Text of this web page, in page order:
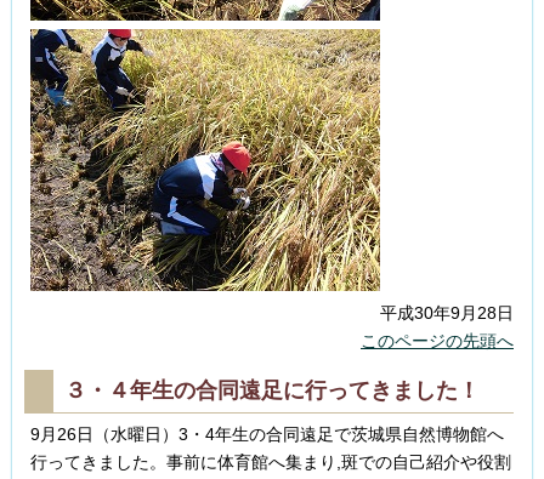
平成30年9月28日
このページの先頭へ
３・４年生の合同遠足に行ってきました！
9月26日（水曜日）3・4年生の合同遠足で茨城県自然博物館へ
行ってきました。事前に体育館へ集まり,斑での自己紹介や役割